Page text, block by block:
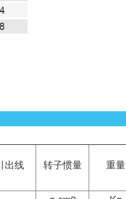
出线 转子惯量 重量